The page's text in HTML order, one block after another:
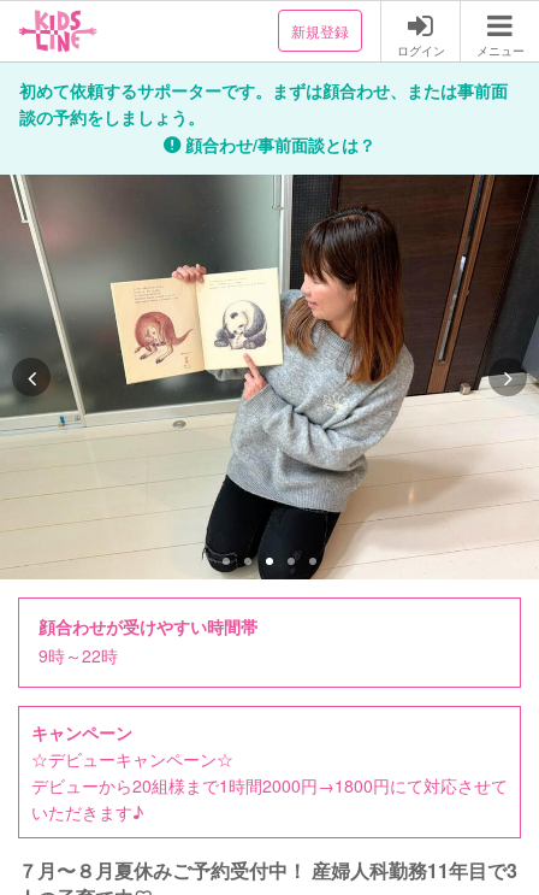
新規登録
ログイン メニュー
初めて依頼するサポーターです。まずは顔合わせ、または事前面
談の予約をしましょう。
顔合わせ/事前面談とは？
顔合わせが受けやすい時間帯
9時～22時
キャンペーン
☆デビューキャンペーン☆
デビューから20組様まで1時間2000円→1800円にて対応させて
いただきます♪
７月〜８月夏休みご予約受付中！ 産婦人科勤務11年目で3